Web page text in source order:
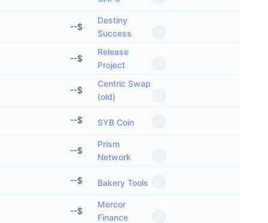
Destiny
Success
$
--
Release
Project
$
--
Centric Swap
(old)
$
--
SYB Coin
$
--
Prism
Network
$
--
Bakery Tools
$
--
Mercor
Finance
$
--